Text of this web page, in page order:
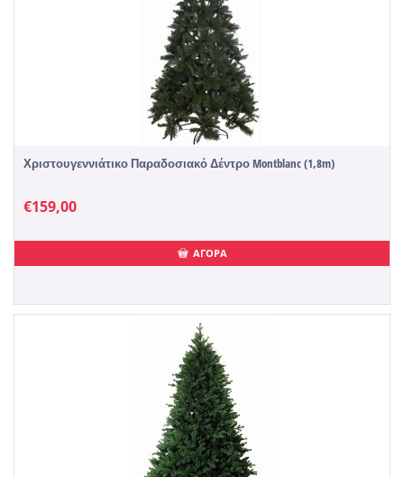
Χριστουγεννιάτικο Παραδοσιακό Δέντρο Montblanc (1,8m)
€159,00
ΑΓΟΡΑ